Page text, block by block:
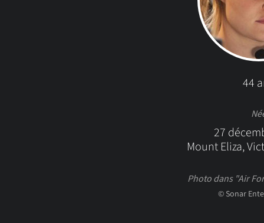
44
27
Mount Eliza,
Photo dans "Air
© Sonar